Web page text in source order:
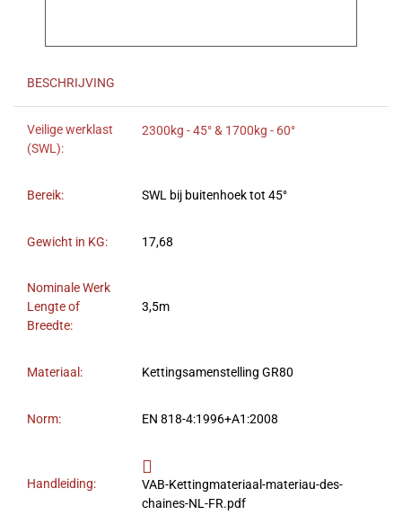
BESCHRIJVING
Veilige werklast
(SWL):
2300kg - 45° & 1700kg - 60°
Bereik: SWL bij buitenhoek tot 45°
Gewicht in KG: 17,68
Nominale Werk
Lengte of
Breedte:
3,5m
Materiaal: Kettingsamenstelling GR80
Norm: EN 818-4:1996+A1:2008
Handleiding:
VAB-Kettingmateriaal-materiau-des-
chaines-NL-FR.pdf